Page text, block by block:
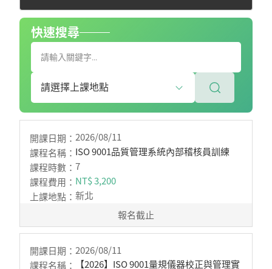
快速搜尋
2026/08/11
ISO 9001品質管理系統內部稽核員訓練
7
NT$ 3,200
新北
報名截止
2026/08/11
【2026】ISO 9001量規儀器校正與管理實